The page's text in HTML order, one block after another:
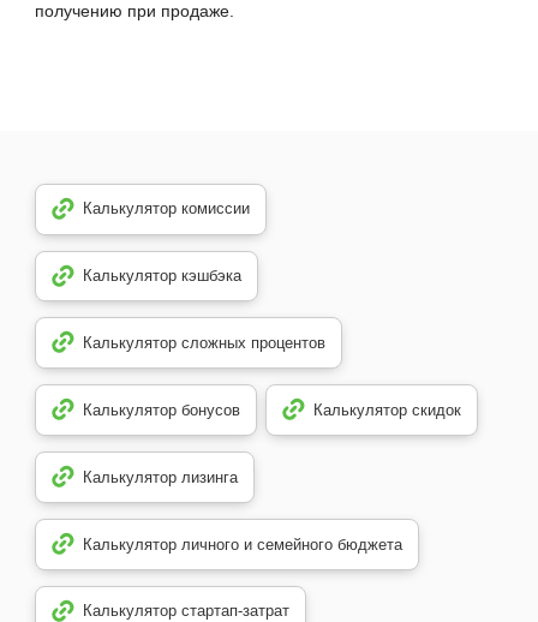
получению при продаже.
Калькулятор комиссии
Калькулятор кэшбэка
Калькулятор сложных процентов
Калькулятор бонусов Калькулятор скидок
Калькулятор лизинга
Калькулятор личного и семейного бюджета
Калькулятор стартап-затрат